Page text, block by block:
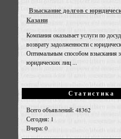
Взыскание долгов с
Казани
Компания оказывает услуги по
возврату задолженности с
Оптимальным способом взыскания
юридических лиц ...
Статистика
Всего объявлений: 48362
Сегодня: 1
Вчера: 0